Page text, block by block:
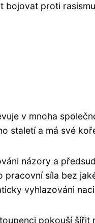
bojovat proti
v mnoha
staletí a má své
názory a
síla bez
vyhlazováni
pokouší